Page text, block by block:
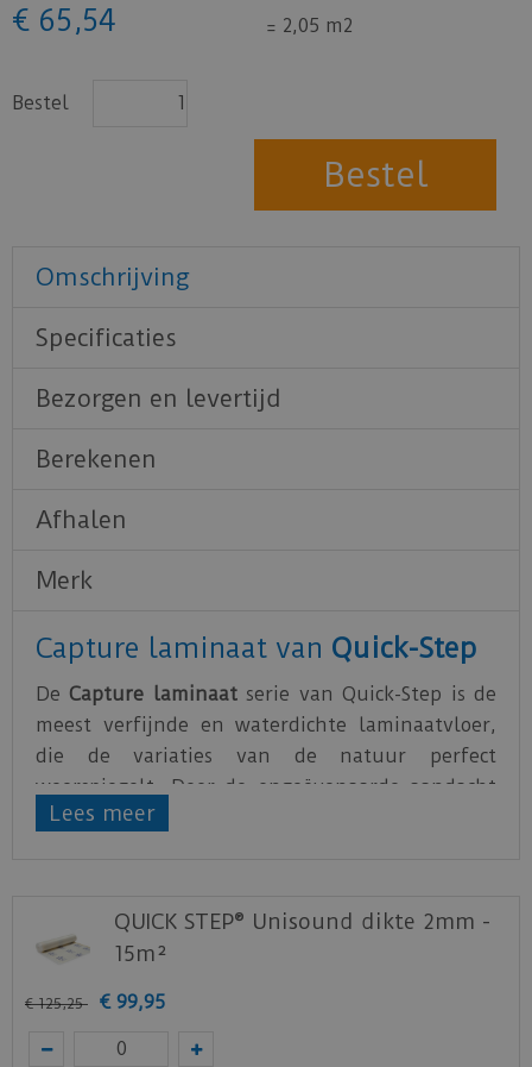
€ 65 ,54 = 2,05 m2
Bestel
Omschrijving
Specificaties
Bezorgen en levertijd
Berekenen
Afhalen
Merk
Capture laminaat van Quick-Step
De Capture laminaatserie van Quick-Step is de
meest verfijnde en waterdichte laminaatvloer,
die de variaties van de natuur perfect
weerspiegelt. Door de ongeëvenaarde aandacht
voor details valt deze laminaatvloer niet te
essentieel belang om de juiste ondervloer te
kiezen. Naast het creëren van een vlakke basis,
thermische isolatie en dempt het kraakgeluiden.
Bovendien biedt je ondervloer een uitstekende
Lees meer
QUICK STEP® Unisound dikte 2mm -
15m²
€ 125,25 € 99,95